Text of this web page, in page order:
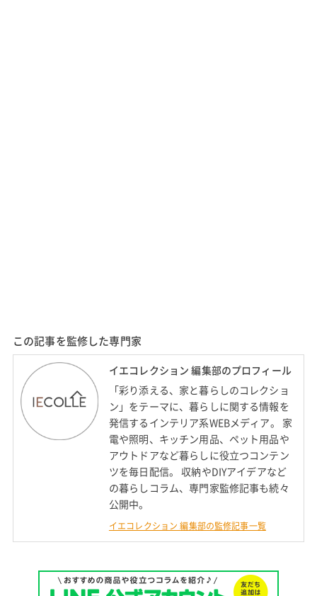
この記事を監修した専門家
イエコレクション 編集部のプロフィール
「彩り添える、家と暮らしのコレクショ
ン」をテーマに、暮らしに関する情報を
発信するインテリア系WEBメディア。 家
電や照明、キッチン用品、ペット用品や
アウトドアなど暮らしに役立つコンテン
ツを毎日配信。 収納やDIYアイデアなど
の暮らしコラム、専門家監修記事も続々
公開中。
イエコレクション 編集部の監修記事一覧